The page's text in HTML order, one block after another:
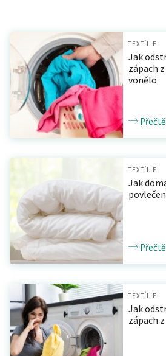
TEXTÍLIE
Jak
zápach
vonělo
TEXTÍLIE
Jak
TEXTÍLIE
Jak
zápach